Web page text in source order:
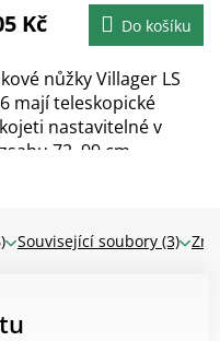
Kč Do košíku
nůžky Villager LS
mají teleskopické
nastavitelné v
72–99 cm...
Související soubory (3)